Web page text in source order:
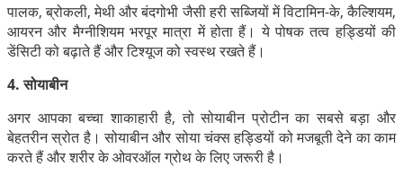
पालक, ब्रोकली, मेथी और बंदगोभी जैसी हरी सब्जियों में विटामिन-के, कैल्शियम,
आयरन और मैग्नीशियम भरपूर मात्रा में होता हैं। ये पोषक तत्व हड्डियों की
डेंसिटी को बढ़ाते हैं और टिश्यूज को स्वस्थ रखते हैं।
4. सोयाबीन
अगर आपका बच्चा शाकाहारी है, तो सोयाबीन प्रोटीन का सबसे बड़ा और
बेहतरीन स्रोत है। सोयाबीन और सोया चंक्स हड्डियों को मजबूती देने का काम
करते हैं और शरीर के ओवरऑल ग्रोथ के लिए जरूरी है।